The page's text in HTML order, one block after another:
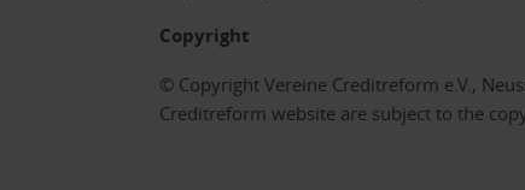
Copyright
© Copyright Vereine Creditreform e.V.,
Creditreform website are subject to the